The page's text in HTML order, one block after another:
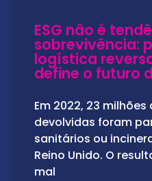
ESG não é
sobrevivência:
logística
define o futuro
Em 2022, 23
devolvidas foram
sanitários ou
Reino Unido. O
mal